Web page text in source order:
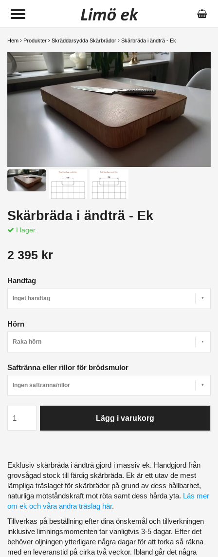
Hem Produkter Skräddarsydda Skärbrädor Skärbräda i ändträ - Ek
Skärbräda i ändträ - Ek
I lager.
2 395 kr
Handtag
Inget handtag
Hörn
Raka hörn
Saftränna eller rillor för brödsmulor
Ingen saftränna/rillor
Lägg i varukorg
Exklusiv skärbräda i ändträ gjord i massiv ek. Handgjord från
grovsågad stock till färdig skärbräda. Ek är ett utav de mest
lämpliga träslaget för skärbrädor på grund av dess hållbarhet,
naturliga motståndskraft mot röta samt dess hårda yta. Läs mer
om ek och våra andra träslag här.
Tillverkas på beställning efter dina önskemål och tillverkningen
inklusive limningsmomenten tar vanligtvis 3-5 dagar. Efter det
behöver oljningen ytterligare några dagar för att torka så räkna
med en leveranstid på cirka två veckor. Ibland går det några